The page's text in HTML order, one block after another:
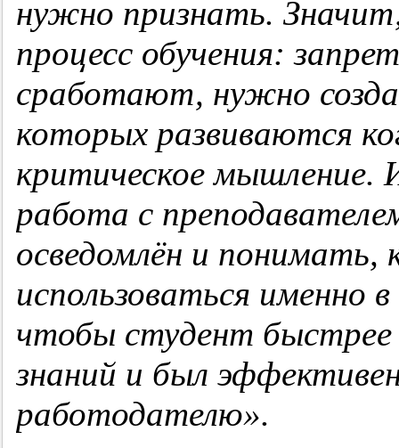
нужно признать.
процесс обучения:
сработают, нужно
которых развиваются
критическое мышление.
работа с
осведомлён и
использоваться именно
чтобы студент быстрее
знаний и был
работодателю».